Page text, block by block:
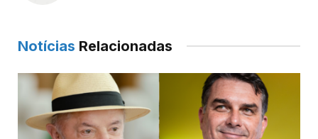
Notícias Relacionadas